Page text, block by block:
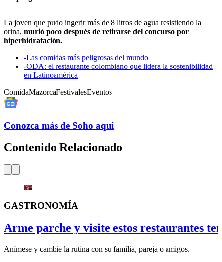
La joven que pudo ingerir más de 8 litros de agua resistiendo la
orina, murió poco después de retirarse del concurso por
hiperhidratación.
-Las comidas más peligrosas del mundo
-ODA: el restaurante colombiano que lidera la sostenibilidad
en Latinoamérica
ComidaMazorcaFestivalesEventos
Conozca más de Soho aquí
Contenido Relacionado
GASTRONOMÍA
Arme parche y visite estos restaurantes
Anímese y cambie la rutina con su familia, pareja o amigos.